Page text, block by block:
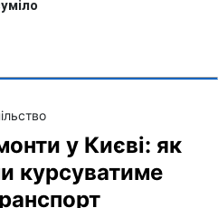
у Києві: як
курсуватиме